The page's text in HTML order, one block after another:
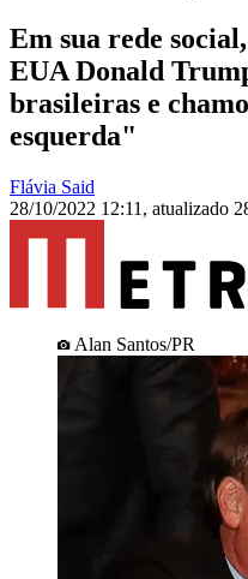
Em sua rede
EUA Donald
brasileiras e
esquerda"
Flávia Said
28/10/2022 12:11 , atualizado
Alan Santos/PR